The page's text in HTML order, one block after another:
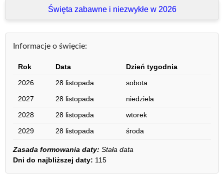
Święta zabawne i niezwykłe w 2026
Informacje o święcie:
Rok Data
Dzień tygodnia
2026
28 listopada
sobota
2027
28 listopada
niedziela
2028
28 listopada
wtorek
2029
28 listopada środa
Zasada formowania daty: Stała data
Dni do najbliższej daty: 115